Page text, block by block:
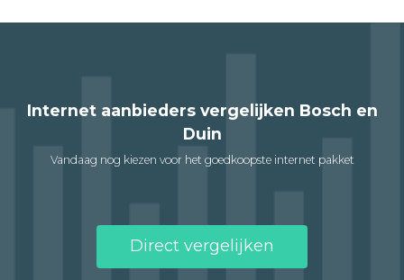
Internet aanbieders vergelijken Bosch en
Duin
Vandaag nog kiezen voor het goedkoopste internet pakket
Direct vergelijken